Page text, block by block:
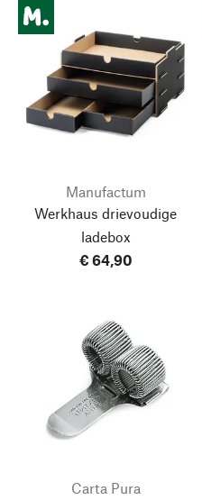
Manufactum
Werkhaus drievoudige
ladebox
€ 64,90
Carta Pura